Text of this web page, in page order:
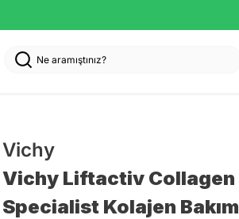
Vichy
Vichy Liftactiv Collagen
Specialist Kolajen Bakım